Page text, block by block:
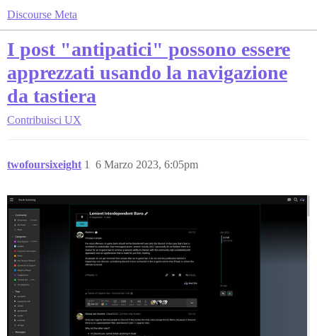
Discourse Meta
I post "antipatici" possono essere
apprezzati usando la navigazione
da tastiera
Contribuisci UX
twofoursixeight 6 Marzo 2023, 6:05pm
1